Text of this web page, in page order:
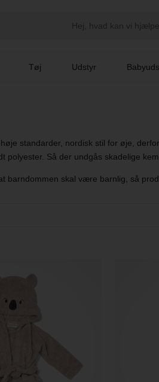
Tøj Udstyr
standarder, nordisk stil for øje,
polyester. Så der undgås skadelige
barndommen skal være barnlig, så